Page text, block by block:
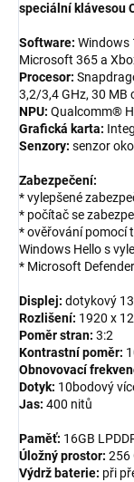
speciální klávesou
Software: Windows
Microsoft 365 a
Procesor:
3,2/3,4 GHz, 30 MB
NPU: Qualcomm®
Grafická karta:
Senzory: senzor
Zabezpečení:
* vylepšené
* počítač se
* ověřování pomocí
Windows Hello s
* Microsoft
Displej: dotykový
Rozlišení: 1920 x
Poměr stran: 3:2
Kontrastní poměr:
Obnovovací
Dotyk: 10bodový
Jas: 400 nitů
Paměť: 16GB
Úložný prostor: 256
Výdrž baterie: při